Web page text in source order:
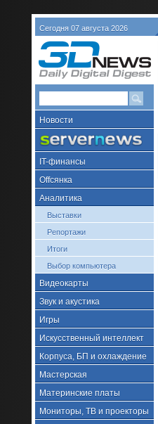
Сегодня 07 августа 2026
Новости
IT-финансы
Offсянка
Аналитика
Выставки
Репортажи
Итоги
Выбор компьютера
Видеокарты
Звук и акустика
Игры
Искусственный интеллект
Корпуса, БП и охлаждение
Мастерская
Материнские платы
Мониторы, ТВ и проекторы